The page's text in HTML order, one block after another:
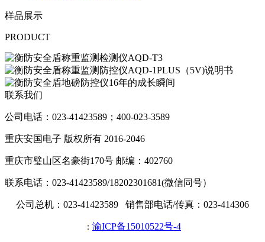
样品展示
PRODUCT
联系我们
公司电话：023-41423589；400-023-3589
重庆安国电子 版权所有 2016-2046
重庆市璧山区名豪街170号 邮编：402760
联系电话：023-41423589/18202301681(微信同号）
公司总机：023-41423589 销售部电话/传真：023-414306
： 渝ICP备15010522号-4